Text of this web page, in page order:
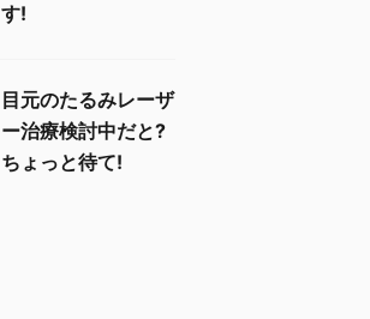
す!
目元のたるみレーザ
ー治療検討中だと?
ちょっと待て!